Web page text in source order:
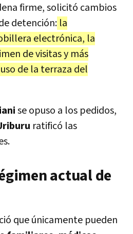
firme, solicitó cambios
detención: la
electrónica, la
de visitas y más
de la terraza del
se opuso a los pedidos,
ratificó las
actual de
que únicamente pueden